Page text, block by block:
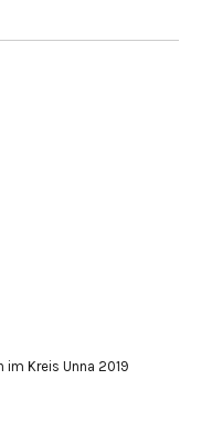
Kreis Unna 2019